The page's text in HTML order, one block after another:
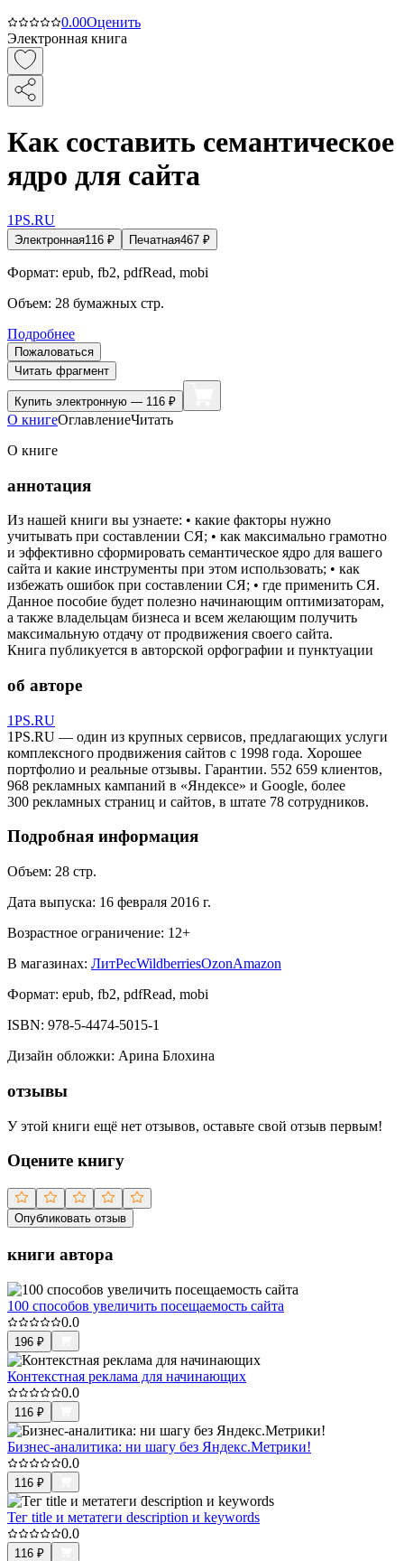
0.00Оценить
Электронная книга
Как составить семантическое
ядро для сайта
1PS.RU
Электронная116 ₽ Печатная467 ₽
Формат: epub, fb2, pdfRead, mobi
Объем: 28 бумажных стр.
Подробнее
Пожаловаться
Читать фрагмент
Купить электронную — 116 ₽
О книгеОглавлениеЧитать
О книге
аннотация
Из нашей книги вы узнаете: • какие факторы нужно
учитывать при составлении СЯ; • как максимально грамотно
и эффективно cформировать семантическое ядро для вашего
сайта и какие инструменты при этом использовать; • как
избежать ошибок при составлении СЯ; • где применить СЯ.
Данное пособие будет полезно начинающим оптимизаторам,
а также владельцам бизнеса и всем желающим получить
максимальную отдачу от продвижения своего сайта.
Книга публикуется в авторской орфографии и пунктуации
об авторе
1PS.RU
1PS.RU — один из крупных сервисов, предлагающих услуги
комплексного продвижения сайтов с 1998 года. Хорошее
портфолио и реальные отзывы. Гарантии. 552 659 клиентов,
968 рекламных кампаний в «Яндексе» и Google, более
300 рекламных страниц и сайтов, в штате 78 сотрудников.
Подробная информация
Объем: 28 стр.
Дата выпуска: 16 февраля 2016 г.
Возрастное ограничение: 12+
В магазинах: ЛитРесWildberriesOzonAmazon
Формат: epub, fb2, pdfRead, mobi
ISBN: 978-5-4474-5015-1
Дизайн обложки: Арина Блохина
отзывы
У этой книги ещё нет отзывов, оставьте свой отзыв первым!
Оцените книгу
Опубликовать отзыв
книги автора
100 способов увеличить посещаемость сайта
0.0
196 ₽
Контекстная реклама для начинающих
0.0
116 ₽
Бизнес-аналитика: ни шагу без Яндекс.Метрики!
0.0
116 ₽
Тег title и метатеги description и keywords
0.0
116 ₽